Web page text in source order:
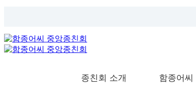
종친회 소개 함종어씨